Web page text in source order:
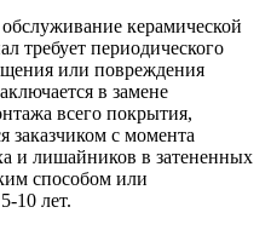
керамической
требует периодического
или повреждения
в замене
всего покрытия,
заказчиком с момента
и лишайников в затененных
способом или
10 лет.